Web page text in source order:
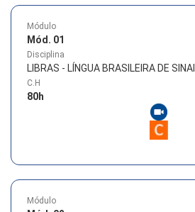
Módulo
Mód. 01
Disciplina
LIBRAS - LÍNGUA BRASILEIRA DE
C.H
80h
Módulo